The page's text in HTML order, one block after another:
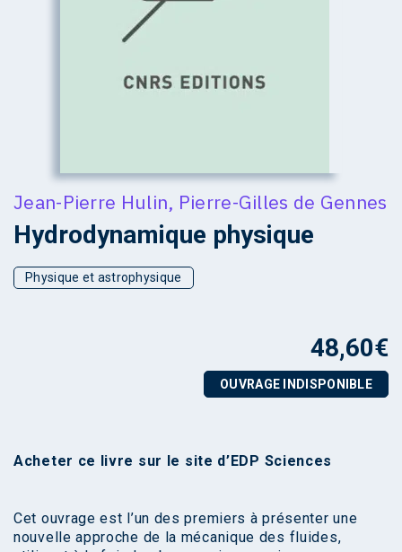
Jean-Pierre Hulin, Pierre-Gilles de Gennes
Hydrodynamique physique
Physique et astrophysique
48,60€
OUVRAGE INDISPONIBLE
Acheter ce livre sur le site d’EDP Sciences
Cet ouvrage est l’un des premiers à présenter une
nouvelle approche de la mécanique des fluides,